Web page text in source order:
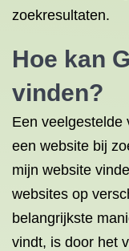
zoekresultaten.
Hoe kan
vinden?
Een veelgestelde
een website bij
mijn website
websites op
belangrijkste
vindt, is door het